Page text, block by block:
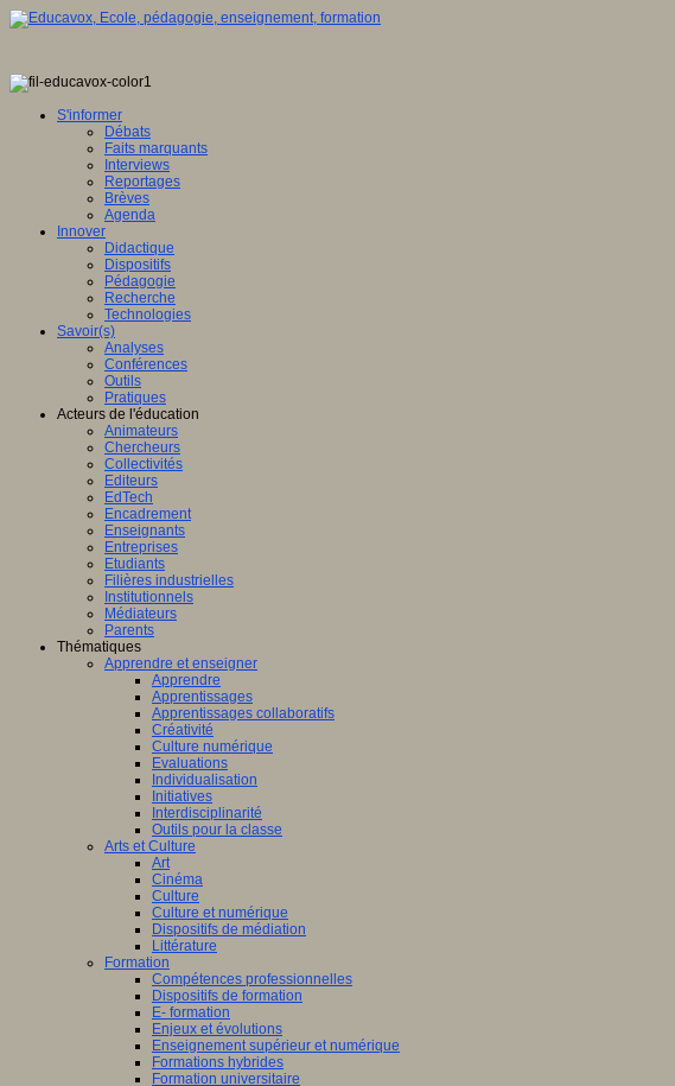
S'informer
Débats
Faits marquants
Interviews
Reportages
Brèves
Agenda
Innover
Didactique
Dispositifs
Pédagogie
Recherche
Technologies
Savoir(s)
Analyses
Conférences
Outils
Pratiques
Acteurs de l'éducation
Animateurs
Chercheurs
Collectivités
Editeurs
EdTech
Encadrement
Enseignants
Entreprises
Etudiants
Filières industrielles
Institutionnels
Médiateurs
Parents
Thématiques
Apprendre et enseigner
Apprendre
Apprentissages
Apprentissages collaboratifs
Créativité
Culture numérique
Evaluations
Individualisation
Initiatives
Interdisciplinarité
Outils pour la classe
Arts et Culture
Art
Cinéma
Culture
Culture et numérique
Dispositifs de médiation
Littérature
Formation
Compétences professionnelles
Dispositifs de formation
E- formation
Enjeux et évolutions
Enseignement supérieur et numérique
Formations hybrides
Formation universitaire